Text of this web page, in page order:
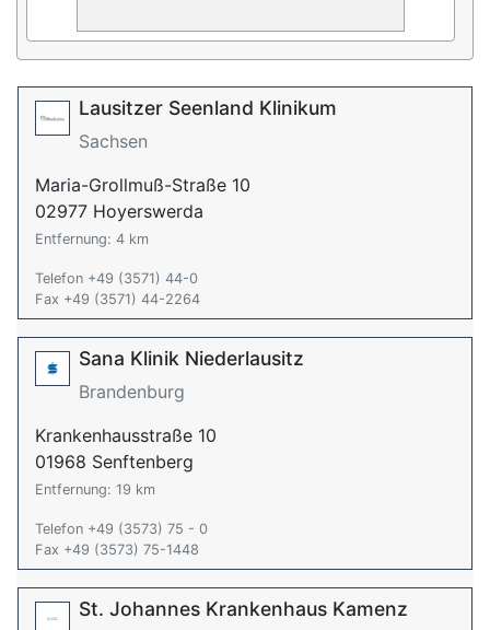
Lausitzer Seenland Klinikum
Sachsen
Maria-Grollmuß-Straße 10
02977 Hoyerswerda
Entfernung: 4 km
Telefon +49 (3571) 44-0
Fax +49 (3571) 44-2264
Sana Klinik Niederlausitz
Brandenburg
Krankenhausstraße 10
01968 Senftenberg
Entfernung: 19 km
Telefon +49 (3573) 75 - 0
Fax +49 (3573) 75-1448
St. Johannes Krankenhaus Kamenz